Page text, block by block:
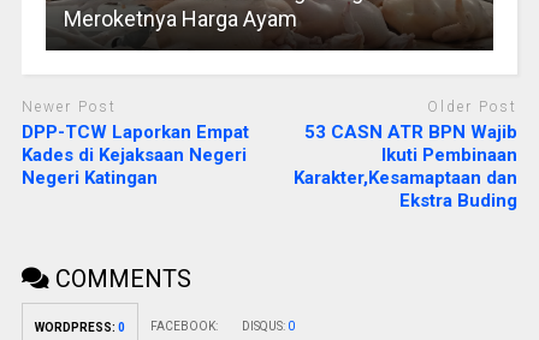
Meroketnya Harga Ayam
Newer Post
DPP-TCW Laporkan Empat
Kades di Kejaksaan Negeri
Negeri Katingan
Older Post
53 CASN ATR BPN Wajib
Ikuti Pembinaan
Karakter,Kesamaptaan dan
Ekstra Buding
COMMENTS
WORDPRESS: 0 FACEBOOK: DISQUS: 0